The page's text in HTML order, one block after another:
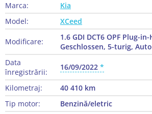
Marca:
Kia
Model:
XCeed
Modificare:
1.6 GDI DCT6 OPF Plug-
Geschlossen, 5-turig,
Data
înregistrării:
16/09/2022
Kilometraj:
40 410 km
Tip motor:
Benzină/eletric